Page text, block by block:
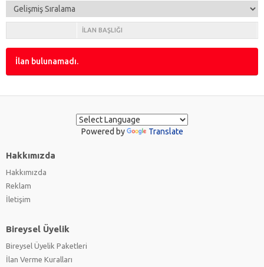
İLAN BAŞLIĞI
İlan bulunamadı.
Powered by Translate
Hakkımızda
Hakkımızda
Reklam
İletişim
Bireysel Üyelik
Bireysel Üyelik Paketleri
İlan Verme Kuralları